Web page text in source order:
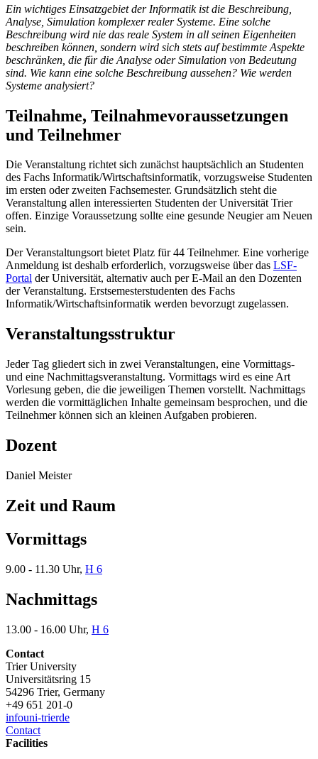
Ein wichtiges Einsatzgebiet der Informatik ist die Beschreibung,
Analyse, Simulation komplexer realer Systeme. Eine solche
Beschreibung wird nie das reale System in all seinen Eigenheiten
beschreiben können, sondern wird sich stets auf bestimmte Aspekte
beschränken, die für die Analyse oder Simulation von Bedeutung
sind. Wie kann eine solche Beschreibung aussehen? Wie werden
Systeme analysiert?
Teilnahme, Teilnahmevoraussetzungen
und Teilnehmer
Die Veranstaltung richtet sich zunächst hauptsächlich an Studenten
des Fachs Informatik/Wirtschaftsinformatik, vorzugsweise Studenten
im ersten oder zweiten Fachsemester. Grundsätzlich steht die
Veranstaltung allen interessierten Studenten der Universität Trier
offen. Einzige Voraussetzung sollte eine gesunde Neugier am Neuen
sein.
Der Veranstaltungsort bietet Platz für 44 Teilnehmer. Eine vorherige
Anmeldung ist deshalb erforderlich, vorzugsweise über das LSF-
Portal der Universität, alternativ auch per E-Mail an den Dozenten
der Veranstaltung. Erstsemesterstudenten des Fachs
Informatik/Wirtschaftsinformatik werden bevorzugt zugelassen.
Veranstaltungsstruktur
Jeder Tag gliedert sich in zwei Veranstaltungen, eine Vormittags-
und eine Nachmittagsveranstaltung. Vormittags wird es eine Art
Vorlesung geben, die die jeweiligen Themen vorstellt. Nachmittags
werden die vormittäglichen Inhalte gemeinsam besprochen, und die
Teilnehmer können sich an kleinen Aufgaben probieren.
Dozent
Daniel Meister
Zeit und Raum
Vormittags
9.00 - 11.30 Uhr, H 6
Nachmittags
13.00 - 16.00 Uhr, H 6
Contact
Trier University
Universitätsring 15
54296 Trier, Germany
+49 651 201-0
infouni-trierde
Contact
Facilities